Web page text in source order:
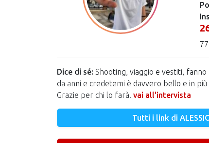
Dice di sé: Shooting, viaggio e vestiti,
da anni e credetemi è davvero bello e in
Grazie per chi lo farà. vai all'intervista
Tutti i link di